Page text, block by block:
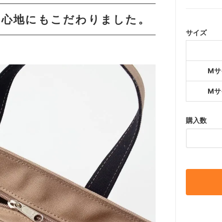
サイズ
M
M
購入数
地にもこだわりました。